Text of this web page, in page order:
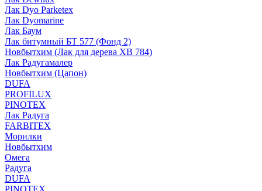
Лак Dyo Parketex
Лак Dyomarine
Лак Баум
Лак битумный БТ 577 (Фонд 2)
Новбытхим (Лак для дерева ХВ 784)
Лак Радугамалер
Новбытхим (Цапон)
DUFA
PROFILUX
PINOTEX
Лак Радуга
FARBITEX
Морилки
Новбытхим
Омега
Радуга
DUFA
PINOTEX